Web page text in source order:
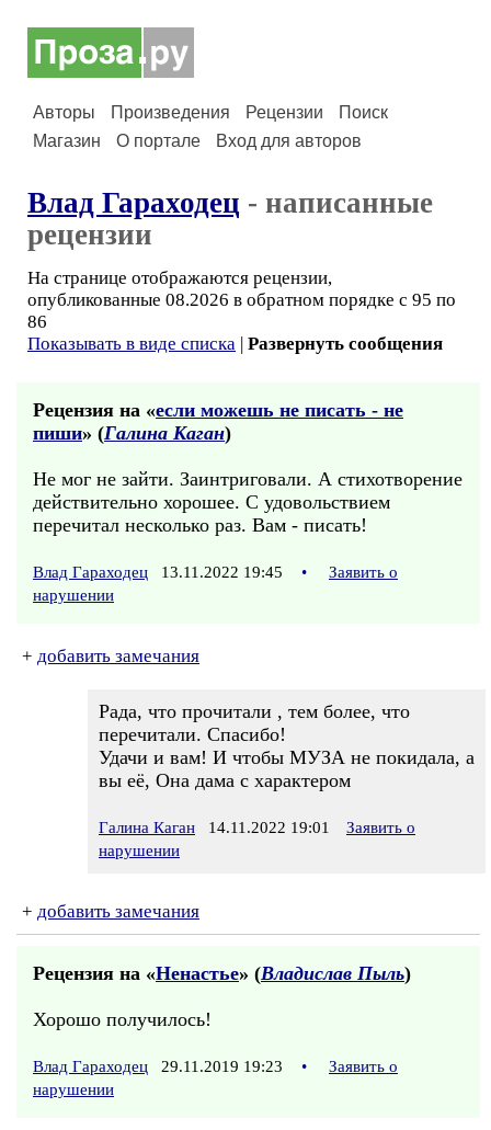
Авторы Произведения Рецензии
Поиск
Магазин
О портале Вход для авторов
Влад Гараходец - написанные
рецензии
На странице отображаются рецензии,
опубликованные 08.2026 в обратном порядке с 95 по
86
Показывать в виде списка | Развернуть сообщения
Рецензия на «если можешь не писать - не
пиши» (Галина Каган)
Не мог не зайти. Заинтриговали. А стихотворение
действительно хорошее. С удовольствием
перечитал несколько раз. Вам - писать!
Влад Гараходец 13.11.2022 19:45 •
Заявить о
нарушении
+ добавить замечания
Рада, что прочитали , тем более, что
перечитали. Спасибо!
Удачи и вам! И чтобы МУЗА не покидала, а
вы её, Она дама с характером
Галина Каган 14.11.2022 19:01
Заявить о
нарушении
+ добавить замечания
Рецензия на «Ненастье» (Владислав Пыль)
Хорошо получилось!
Влад Гараходец 29.11.2019 19:23 •
Заявить о
нарушении